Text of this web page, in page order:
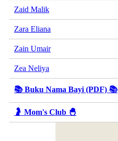
Zaid Malik
Zara Eliana
Zain Umair
Zea Neliya
📚 Buku Nama Bayi (PDF) 📚
🤰 Mom's Club 🐣